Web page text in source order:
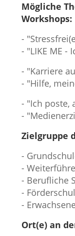
Mögliche
Workshops:
-
- "LIKE ME -
- "Karriere
- "Hilfe,
- "Ich poste,
-
Zielgruppe
-
-
- Berufliche
-
-
Ort(e) an